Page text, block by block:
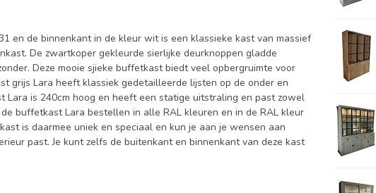
en de binnenkant in de kleur wit is een klassieke kast van massief
De zwartkoper gekleurde sierlijke deurknoppen gladde
Deze mooie sjieke buffetkast biedt veel opbergruimte voor
grijs Lara heeft klassiek gedetailleerde lijsten op de onder en
Lara is 240cm hoog en heeft een statige uitstraling en past zowel
buffetkast Lara bestellen in alle RAL kleuren en in de RAL kleur
is daarmee uniek en speciaal en kun je aan je wensen aan
past. Je kunt zelfs de buitenkant en binnenkant van deze kast